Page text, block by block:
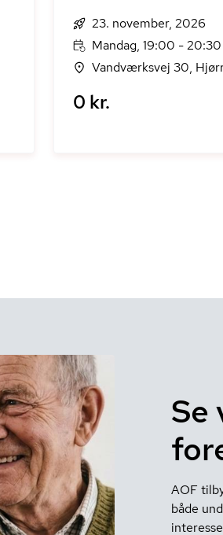
23. november, 2026
Mandag, 19:00 - 20:30
Vandværksvej 30,
0 kr.
Se
AOF
både